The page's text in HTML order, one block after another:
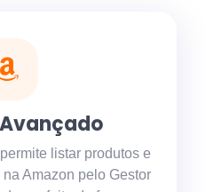
listar produtos e
Amazon pelo Gestor